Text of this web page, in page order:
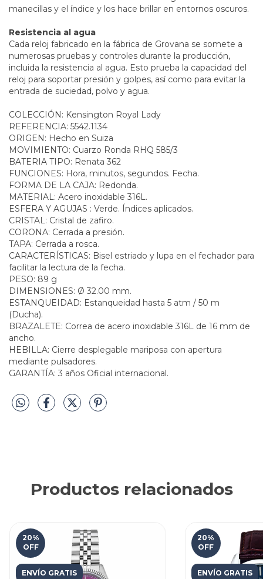
manecillas y el índice y los hace brillar en entornos oscuros.
Resistencia al agua
Cada reloj fabricado en la fábrica de Grovana se somete a
numerosas pruebas y controles durante la producción,
incluida la resistencia al agua. Esto prueba la capacidad del
reloj para soportar presión y golpes, así como para evitar la
entrada de suciedad, polvo y agua.
COLECCIÓN: Kensington Royal Lady
REFERENCIA: 5542.1134
ORIGEN: Hecho en Suiza
MOVIMIENTO: Cuarzo Ronda RHQ 585/3
BATERIA TIPO: Renata 362
FUNCIONES: Hora, minutos, segundos. Fecha.
FORMA DE LA CAJA: Redonda.
MATERIAL: Acero inoxidable 316L.
ESFERA Y AGUJAS : Verde. Índices aplicados.
CRISTAL: Cristal de zafiro.
CORONA: Cerrada a presión.
TAPA: Cerrada a rosca.
CARACTERÍSTICAS: Bisel estriado y lupa en el fechador para
facilitar la lectura de la fecha.
PESO: 89 g
DIMENSIONES: Ø 32.00 mm.
ESTANQUEIDAD: Estanqueidad hasta 5 atm / 50 m
(Ducha).
BRAZALETE: Correa de acero inoxidable 316L de 16 mm de
ancho.
HEBILLA: Cierre desplegable mariposa con apertura
mediante pulsadores.
GARANTÍA: 3 años Oficial internacional.
Productos relacionados
20%
OFF
ENVÍO GRATIS
20%
OFF
ENVÍO GRATIS